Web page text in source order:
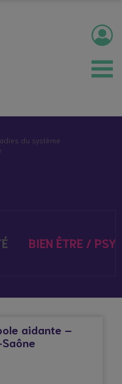
du système
BIEN ÊTRE /
aidante –